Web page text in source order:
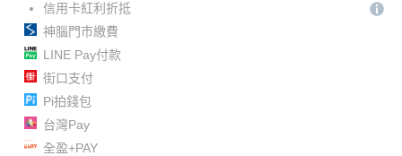
信用卡紅利折抵
神腦門市繳費
LINE Pay付款
街口支付
Pi拍錢包
台灣Pay
全盈+PAY